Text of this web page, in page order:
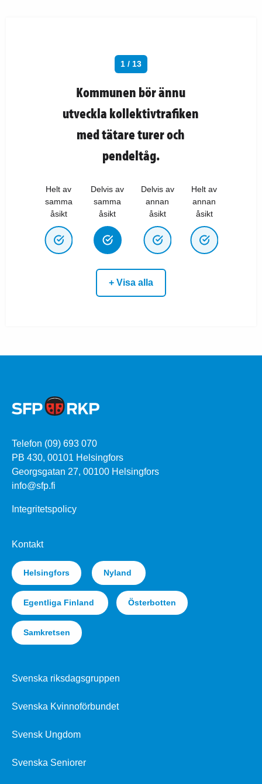
1 / 13
Kommunen bör ännu
utveckla kollektivtrafiken
med tätare turer och
pendeltåg.
Helt av
samma
åsikt
Delvis av
samma
åsikt
Delvis av
annan
åsikt
Helt av
annan
åsikt
+ Visa alla
Telefon (09) 693 070
PB 430, 00101 Helsingfors
Georgsgatan 27, 00100 Helsingfors
info@sfp.fi
Integritetspolicy
Kontakt
Helsingfors Nyland
Egentliga Finland Österbotten
Samkretsen
Svenska riksdagsgruppen
Svenska Kvinnoförbundet
Svensk Ungdom
Svenska Seniorer